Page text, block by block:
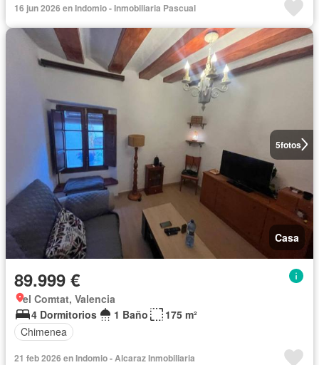
16 jun 2026 en Indomio - Inmobiliaria Pascual
5fotos
Casa
89.999 €
el Comtat, Valencia
4 Dormitorios
1 Baño
175 m²
Chimenea
21 feb 2026 en Indomio - Alcaraz Inmobiliaria